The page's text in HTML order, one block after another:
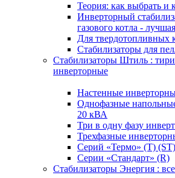
Теория: как выбрать и
Инверторный
газового котла -
Для твердотопливных
Стабилизаторы для
Стабилизаторы Штиль :
инверторные
Настенные
Однофазные
20 кВА
Три в одну фазу
Трехфазные
Серий «Термо» (T) (ST)
Серии «Стандарт» (R)
Стабилизаторы Энергия :